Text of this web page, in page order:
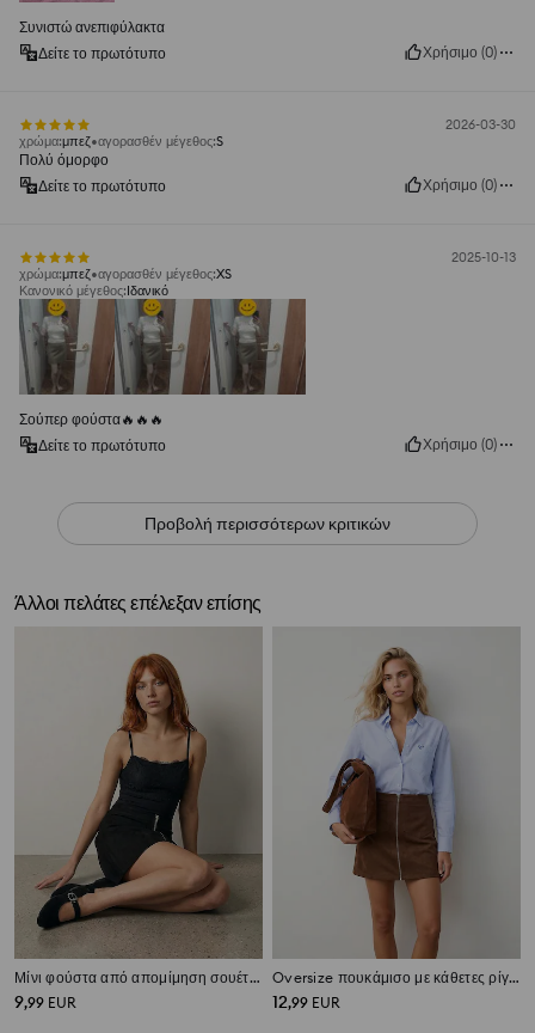
Συνιστώ ανεπιφύλακτα
Δείτε το πρωτότυπο
Χρήσιμο (0)
2026-03-30
χρώμα:μπεζ αγορασθέν μέγεθος:S
Πολύ όμορφο
Δείτε το πρωτότυπο
Χρήσιμο (0)
2025-10-13
χρώμα:μπεζ αγορασθέν μέγεθος:XS
Κανονικό μέγεθος:Ιδανικό
Σούπερ φούστα🔥🔥🔥
Δείτε το πρωτότυπο
Χρήσιμο (0)
Προβολή περισσότερων κριτικών
Άλλοι πελάτες επέλεξαν επίσης
Μίνι φούστα από απομίμηση σουέτ με φερμουάρ
9,99 EUR
Oversize πουκάμισο με κάθετες ρίγες και τσέπη
12,99 EUR